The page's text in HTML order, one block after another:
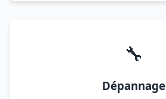
🔧
Dépannage